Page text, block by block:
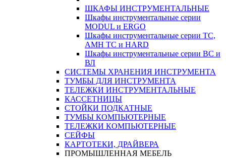
ШКАФЫ ИНСТРУМЕНТАЛЬНЫЕ
Шкафы инструментальные серии
MODUL и ERGO
Шкафы инструментальные серии ТС,
АМН ТС и HARD
Шкафы инструментальные серии ВС и
ВЛ
СИСТЕМЫ ХРАНЕНИЯ ИНСТРУМЕНТА
ТУМБЫ ДЛЯ ИНСТРУМЕНТА
ТЕЛЕЖКИ ИНСТРУМЕНТАЛЬНЫЕ
КАССЕТНИЦЫ
СТОЙКИ ПОДКАТНЫЕ
ТУМБЫ КОМПЬЮТЕРНЫЕ
ТЕЛЕЖКИ КОМПЬЮТЕРНЫЕ
СЕЙФЫ
КАРТОТЕКИ, ДРАЙВЕРА
ПРОМЫШЛЕННАЯ МЕБЕЛЬ